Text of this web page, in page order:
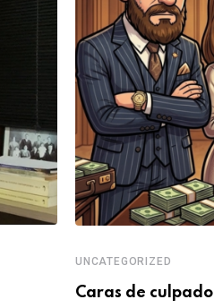
UNCATEGORIZED
Caras de culpado